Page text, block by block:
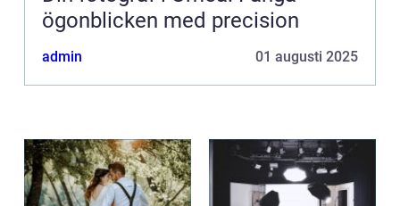
ögonblicken med precision
admin 01 augusti 2025